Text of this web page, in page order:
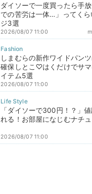
ダイソーで一度買ったら手
での苦労は一体…」ってく
ジ3選
2026/08/07 11:00
しまむらの新作ワイドパン
確保しとこ♡はくだけでサ
イテム5選
2026/08/07 11:00
「ダイソーで300円！？」
れる！お部屋になじむナチ
2026/08/07 11:00